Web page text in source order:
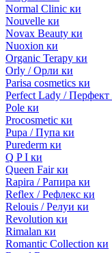
Normal Clinic ки
Nouvelle ки
Novax Beauty ки
Nuoxion ки
Organic Terapy ки
Orly / Орли ки
Parisa cosmetics ки
Perfect Lady /
Pole ки
Procosmetic ки
Pupa / Пупа ки
Purederm ки
Q P I ки
Queen Fair ки
Rapira / Рапира ки
Reflex / Рефлекс ки
Relouis / Релуи ки
Revolution ки
Rimalan ки
Romantic Collection ки